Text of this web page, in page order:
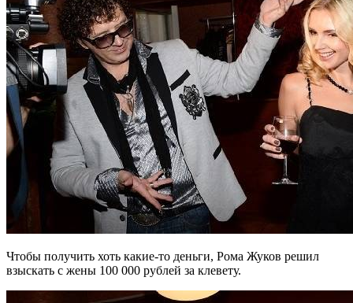
Чтобы получить хоть какие-то деньги, Рома Жуков решил
взыскать с жены 100 000 рублей за клевету.